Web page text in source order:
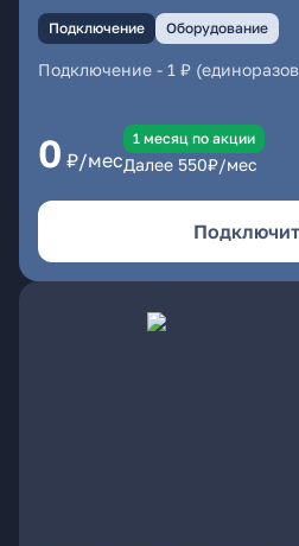
Подключение Оборудование
Подключение - 1 ₽
0 ₽/мес
1 месяц по акции
Далее 550₽/мес